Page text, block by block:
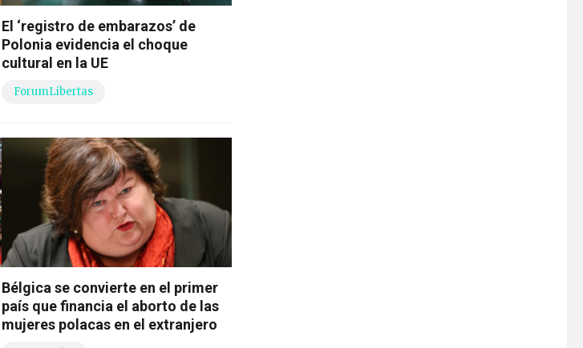
El ‘registro de embarazos’ de
Polonia evidencia el choque
cultural en la UE
ForumLibertas
Bélgica se convierte en el primer
país que financia el aborto de las
mujeres polacas en el extranjero